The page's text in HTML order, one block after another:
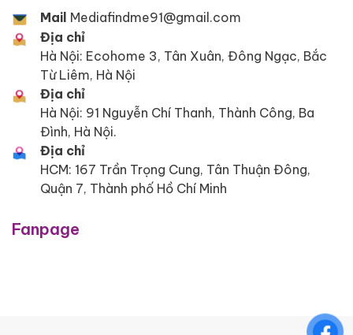
Mail Mediafindme91@gmail.com
Địa chỉ
Hà Nội: Ecohome 3, Tân Xuân, Đông Ngạc, Bắc
Từ Liêm, Hà Nội
Địa chỉ
Hà Nội: 91 Nguyễn Chí Thanh, Thành Công, Ba
Đình, Hà Nội.
Địa chỉ
HCM: 167 Trần Trọng Cung, Tân Thuận Đông,
Quận 7, Thành phố Hồ Chí Minh
Fanpage